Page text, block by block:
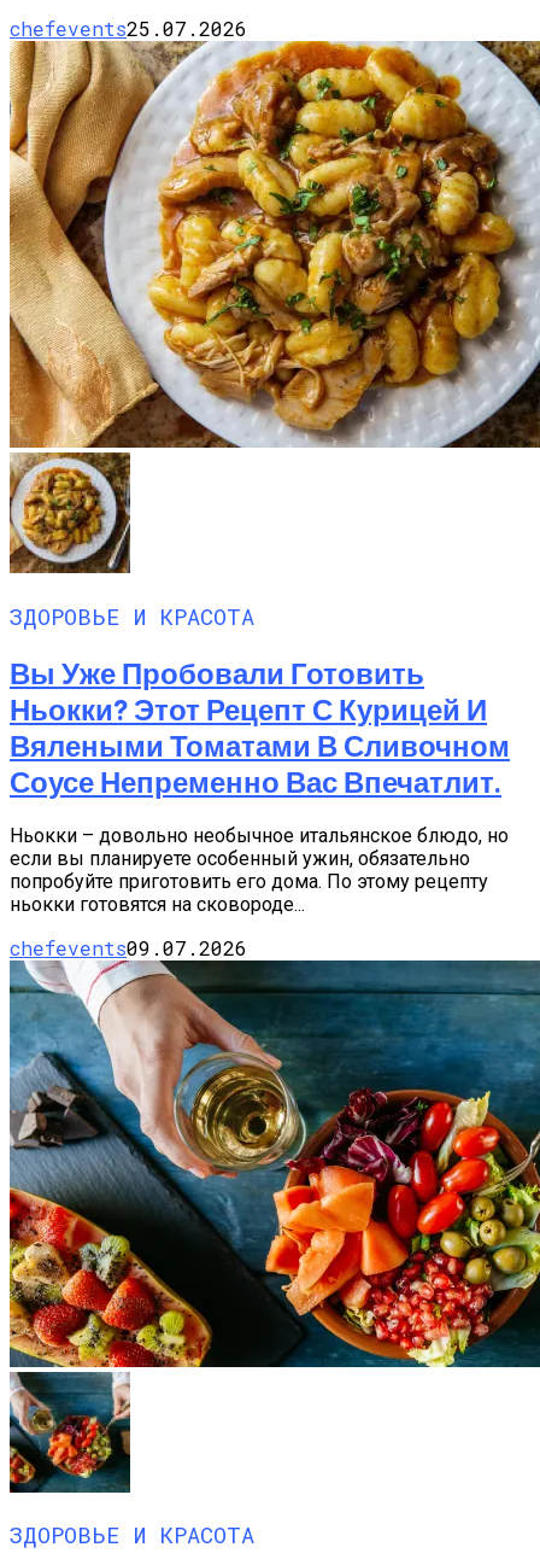
chefevents25.07.2026
ЗДОРОВЬЕ И КРАСОТА
Вы Уже Пробовали Готовить
Ньокки? Этот Рецепт С Курицей И
Вялеными Томатами В Сливочном
Соусе Непременно Вас Впечатлит.
Ньокки – довольно необычное итальянское блюдо, но
если вы планируете особенный ужин, обязательно
попробуйте приготовить его дома. По этому рецепту
ньокки готовятся на сковороде...
chefevents09.07.2026
ЗДОРОВЬЕ И КРАСОТА